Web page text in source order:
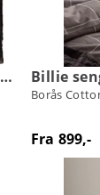
Borås Cotton Noor sengeteppe Billie
Borås
Fra 899,-